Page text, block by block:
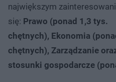
największym
się: Prawo (ponad 1,3 tys.
chętnych), Ekonomia
chętnych), Zarządzanie
stosunki gospodarcze